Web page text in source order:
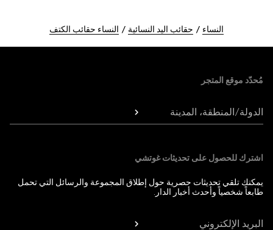
النساء حقائب اليد النسائية النساء حقائب الكتف
مُحدّد موقع المتجر
الدولة/المنطقة، المدينة
اشترك للحصول على تحديثات غوتشي
يمكنك تلقي تحديثات حصرية حول إطلاق المجموعة والرسائل التي تحمل
طابعاً شخصياً وأحدث أخبار الدار.
البريد الإلكتروني